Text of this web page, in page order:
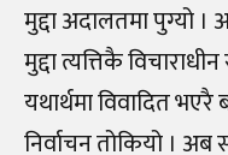
मुद्दा अदालतमा पुग्यो
मुद्दा त्यत्तिकै
यथार्थमा विवादित
निर्वाचन तोकियो ।